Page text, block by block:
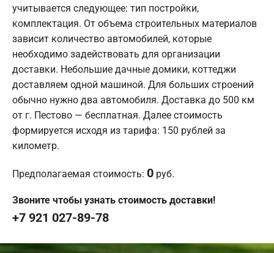
учитывается следующее: тип постройки,
комплектация. От объема строительных материалов
зависит количество автомобилей, которые
необходимо задействовать для организации
доставки. Небольшие дачные домики, коттеджи
доставляем одной машиной. Для больших строений
обычно нужно два автомобиля. Доставка до 500 км
от г. Пестово — бесплатная. Далее стоимость
формируется исходя из тарифа: 150 рублей за
километр.
Предполагаемая стоимость: 0 руб.
Звоните чтобы узнать стоимость доставки!
+7 921 027-89-78